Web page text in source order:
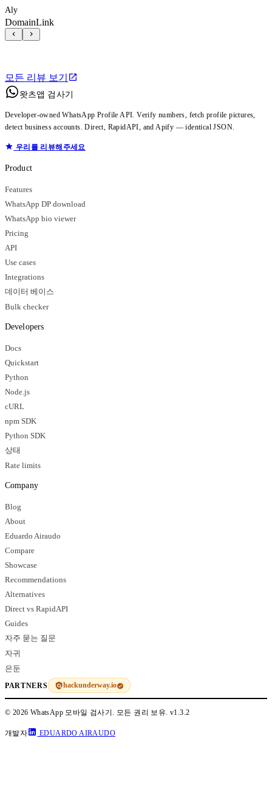
Aly
DomainLink
모든 리뷰 보기
왓츠앱 검사기
Developer-owned WhatsApp Profile API. Verify numbers, fetch profile pictures,
detect business accounts. Direct, RapidAPI, and Apify — identical JSON.
우리를 리뷰해주세요
Product
Features
WhatsApp DP download
WhatsApp bio viewer
Pricing
API
Use cases
Integrations
데이터 베이스
Bulk checker
Developers
Docs
Quickstart
Python
Node.js
cURL
npm SDK
Python SDK
상태
Rate limits
Company
Blog
About
Eduardo Airaudo
Compare
Showcase
Recommendations
Alternatives
Direct vs RapidAPI
Guides
자주 묻는 질문
자귀
은둔
PARTNERS hackunderway.io
© 2026 WhatsApp 모바일 검사기. 모든 권리 보유. v1.3.2
개발자 EDUARDO AIRAUDO